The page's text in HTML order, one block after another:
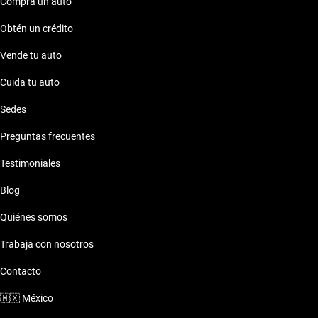
Obtén un crédito
Vende tu auto
Cuida tu auto
Sedes
Preguntas frecuentes
Testimoniales
Blog
Quiénes somos
Trabaja con nosotros
Contacto
🇲🇽 México